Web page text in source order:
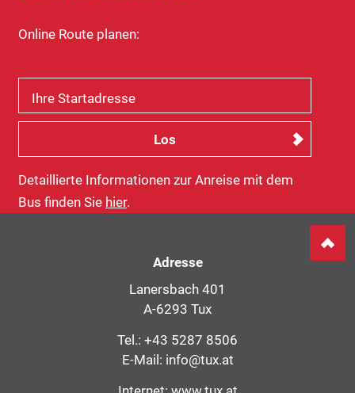
Online Route planen:
Ihre Startadresse
Detaillierte Informationen zur Anreise mit dem
Bus finden Sie hier.
Adresse
Lanersbach 401
A-6293 Tux
Tel.: +43 5287 8506
E-Mail: info@tux.at